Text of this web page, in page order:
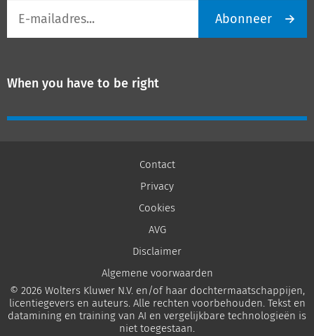
mailadres
Abonneer
When you have to be right
Contact
Privacy
Cookies
AVG
Disclaimer
Algemene voorwaarden
© 2026 Wolters Kluwer N.V. en/of haar dochtermaatschappijen,
licentiegevers en auteurs. Alle rechten voorbehouden. Tekst en
datamining en training van AI en vergelijkbare technologieën is
niet toegestaan.